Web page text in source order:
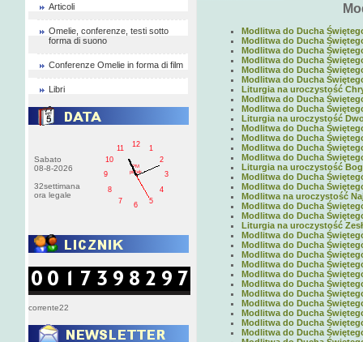
Articoli
Omelie, conferenze, testi sotto
forma di suono
Conferenze Omelie in forma di film
Libri
Sabato
08-8-2026
32settimana
ora legale
1
2
3
4
5
6
7
8
9
10
11
12
PM
pištek
corrente22
Modlitwa do Ducha
Modlitwa do Ducha
Modlitwa do Ducha
Modlitwa do Ducha
Modlitwa do Ducha
Modlitwa do Ducha
Liturgia na uroczystość
Modlitwa do Ducha
Modlitwa do Ducha
Liturgia na uroczystość
Modlitwa do Ducha
Modlitwa do Ducha
Modlitwa do Ducha
Modlitwa do Ducha
Liturgia na uroczystość
Modlitwa do Ducha
Modlitwa do Ducha
Modlitwa na uroczystość
Modlitwa do Ducha
Modlitwa do Ducha
Liturgia na uroczystość
Modlitwa do Ducha
Modlitwa do Ducha
Modlitwa do Ducha
Modlitwa do Ducha
Modlitwa do Ducha
Modlitwa do Ducha
Modlitwa do Ducha
Modlitwa do Ducha
Modlitwa do Ducha
Modlitwa do Ducha
Modlitwa do Ducha